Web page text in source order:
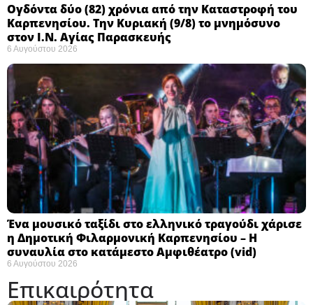
Ογδόντα δύο (82) χρόνια από την Καταστροφή του
Καρπενησίου. Την Κυριακή (9/8) το μνημόσυνο
στον Ι.Ν. Αγίας Παρασκευής
6 Αυγούστου 2026
Ένα μουσικό ταξίδι στο ελληνικό τραγούδι χάρισε
η Δημοτική Φιλαρμονική Καρπενησίου – Η
συναυλία στο κατάμεστο Αμφιθέατρο (vid)
6 Αυγούστου 2026
Επικαιρότητα